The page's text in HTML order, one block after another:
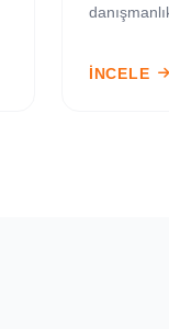
İNCELE